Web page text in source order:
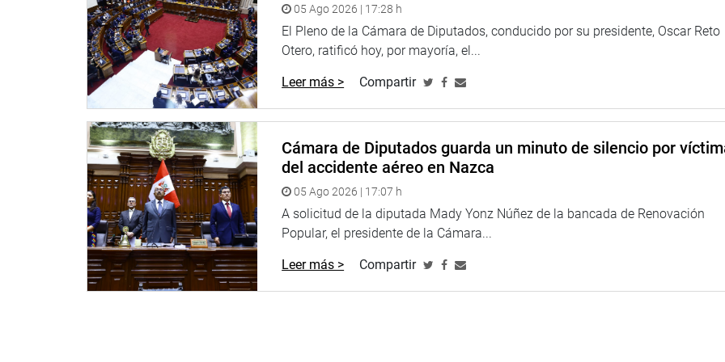
05 Ago 2026 | 17:28 h
El Pleno de la Cámara de Diputados, conducido por su presidente, Oscar Reto
Otero, ratificó hoy, por mayoría, el...
Leer más > Compartir
Cámara de Diputados guarda un minuto de silencio por
del accidente aéreo en Nazca
05 Ago 2026 | 17:07 h
A solicitud de la diputada Mady Yonz Núñez de la bancada de Renovación
Popular, el presidente de la Cámara...
Leer más > Compartir